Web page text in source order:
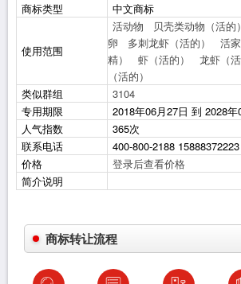
商标类型
中文商标
使用范围
活动物 贝壳类动物（活的）
卵
多刺龙虾（活的） 活
精）
虾（活的） 龙虾（活
（活的）
类似群组
3104
专用期限
2018年06月27日 到 2028年
人气指数
365次
联系电话
400-800-2188
价格
登录后查看价格
简介说明
商标转让流程